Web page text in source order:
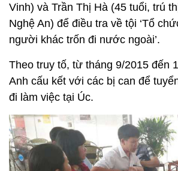
Vinh) và Trần Thị Hà (45 tuổi, trú
Nghệ An) để điều tra về tội ‘Tổ
người khác trốn đi nước ngoài’.
Theo truy tố, từ tháng 9/2015 đến
Anh cấu kết với các bị can để
đi làm việc tại Úc.